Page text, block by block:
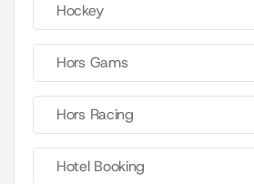
Hockey
Hors Gams
Hors Racing
Hotel Booking